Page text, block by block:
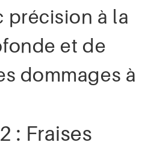
précision à la
et de
dommages à
: Fraises